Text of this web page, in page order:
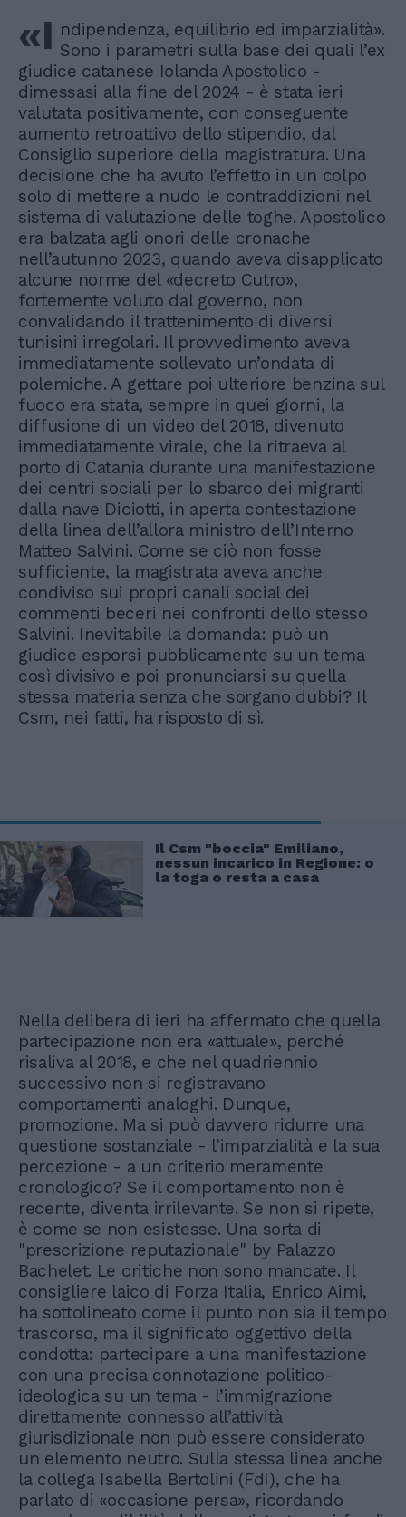
«I ndipendenza, equilibrio ed imparzialità».
Sono i parametri sulla base dei quali l’ex
giudice catanese Iolanda Apostolico -
dimessasi alla fine del 2024 - è stata ieri
valutata positivamente, con conseguente
aumento retroattivo dello stipendio, dal
Consiglio superiore della magistratura. Una
decisione che ha avuto l’effetto in un colpo
solo di mettere a nudo le contraddizioni nel
sistema di valutazione delle toghe. Apostolico
era balzata agli onori delle cronache
nell’autunno 2023, quando aveva disapplicato
alcune norme del «decreto Cutro»,
fortemente voluto dal governo, non
convalidando il trattenimento di diversi
tunisini irregolari. Il provvedimento aveva
immediatamente sollevato un’ondata di
polemiche. A gettare poi ulteriore benzina sul
fuoco era stata, sempre in quei giorni, la
diffusione di un video del 2018, divenuto
immediatamente virale, che la ritraeva al
porto di Catania durante una manifestazione
dei centri sociali per lo sbarco dei migranti
dalla nave Diciotti, in aperta contestazione
della linea dell’allora ministro dell’Interno
Matteo Salvini. Come se ciò non fosse
sufficiente, la magistrata aveva anche
condiviso sui propri canali social dei
commenti beceri nei confronti dello stesso
Salvini. Inevitabile la domanda: può un
giudice esporsi pubblicamente su un tema
così divisivo e poi pronunciarsi su quella
stessa materia senza che sorgano dubbi? Il
Csm, nei fatti, ha risposto di sì.
Il Csm "boccia" Emiliano,
nessun incarico in Regione: o
la toga o resta a casa
Nella delibera di ieri ha affermato che quella
partecipazione non era «attuale», perché
risaliva al 2018, e che nel quadriennio
successivo non si registravano
comportamenti analoghi. Dunque,
promozione. Ma si può davvero ridurre una
questione sostanziale - l’imparzialità e la sua
percezione - a un criterio meramente
cronologico? Se il comportamento non è
recente, diventa irrilevante. Se non si ripete,
è come se non esistesse. Una sorta di
"prescrizione reputazionale" by Palazzo
Bachelet. Le critiche non sono mancate. Il
consigliere laico di Forza Italia, Enrico Aimi,
ha sottolineato come il punto non sia il tempo
trascorso, ma il significato oggettivo della
condotta: partecipare a una manifestazione
con una precisa connotazione politico-
ideologica su un tema - l’immigrazione
direttamente connesso all’attività
giurisdizionale non può essere considerato
un elemento neutro. Sulla stessa linea anche
la collega Isabella Bertolini (FdI), che ha
parlato di «occasione persa», ricordando